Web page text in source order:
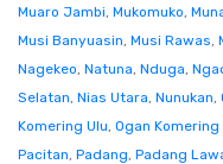
Muaro Jambi, Mukomuko,
Musi Banyuasin, Musi Rawas,
Nagekeo, Natuna, Nduga,
Selatan, Nias Utara, Nunukan,
Komering Ulu, Ogan Komering
Pacitan, Padang, Padang